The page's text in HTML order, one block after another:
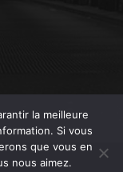
la meilleure
Si vous
que vous en
nous aimez.